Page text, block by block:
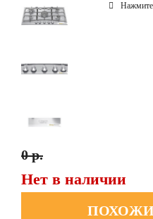
0 р.
Нет в наличии